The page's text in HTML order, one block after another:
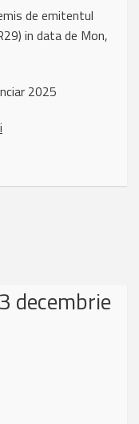
de emitentul
in data de Mon,
2025
decembrie